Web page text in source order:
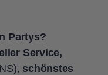
Partys?
Service,
schönstes